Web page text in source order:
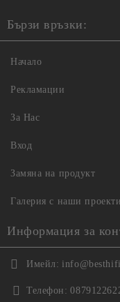
Бързи връзки:
Начало
Рекламации
За Нас
Вход
Замяна на продукт
Галерия с наши проекти
Информация за
Имейл:
Телефон: